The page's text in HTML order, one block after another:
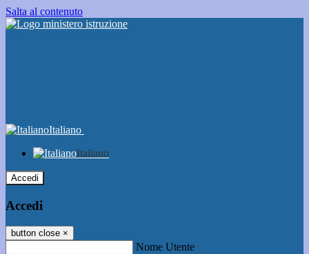
Salta al contenuto
Italiano
Italiano
Accedi
Accedi
button close ×
Nome Utente